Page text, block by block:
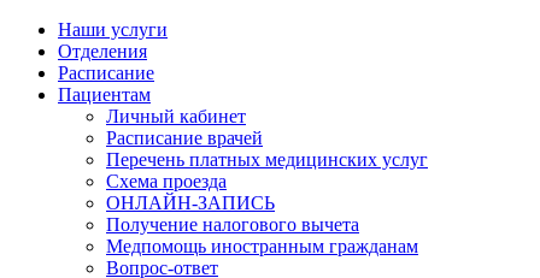
Наши услуги
Отделения
Расписание
Пациентам
Личный кабинет
Расписание врачей
Перечень платных медицинских услуг
Схема проезда
ОНЛАЙН-ЗАПИСЬ
Получение налогового вычета
Медпомощь иностранным гражданам
Вопрос-ответ